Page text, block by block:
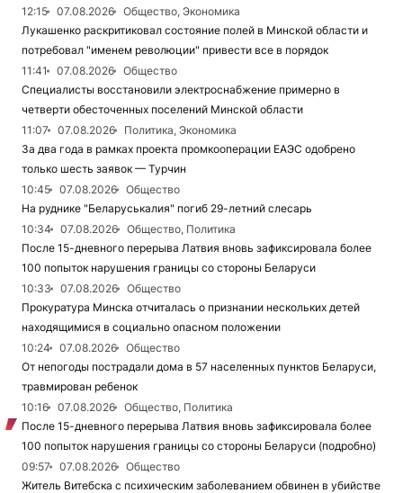
12:15
07.08.2026
Общество, Экономика
Лукашенко раскритиковал состояние полей в Минской области и
потребовал "именем революции" привести все в порядок
11:41
07.08.2026
Общество
Специалисты восстановили электроснабжение примерно в
четверти обесточенных поселений Минской области
11:07
07.08.2026
Политика, Экономика
За два года в рамках проекта промкооперации ЕАЭС одобрено
только шесть заявок — Турчин
10:45
07.08.2026
Общество
На руднике "Беларуськалия" погиб 29-летний слесарь
10:34
07.08.2026
Общество, Политика
После 15-дневного перерыва Латвия вновь зафиксировала более
100 попыток нарушения границы со стороны Беларуси
10:33
07.08.2026
Общество
Прокуратура Минска отчиталась о признании нескольких детей
находящимися в социально опасном положении
10:24
07.08.2026
Общество
От непогоды пострадали дома в 57 населенных пунктов Беларуси,
травмирован ребенок
10:16
07.08.2026
Общество, Политика
После 15-дневного перерыва Латвия вновь зафиксировала более
100 попыток нарушения границы со стороны Беларуси (подробно)
09:57
07.08.2026
Общество
Житель Витебска с психическим заболеванием обвинен в убийстве